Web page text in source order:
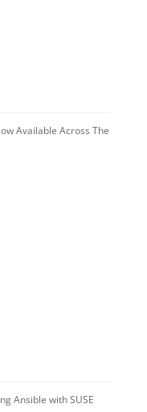
Available Across The
Ansible with SUSE